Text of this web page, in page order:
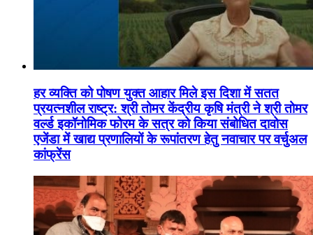
हर व्यक्ति को पोषण युक्त आहार मिले इस दिशा में सतत
प्रयत्नशील राष्ट्र: श्री तोमर केंद्रीय कृषि मंत्री ने श्री तोमर
वर्ल्ड इकॉनोमिक फोरम के सत्र को किया संबोधित दावोस
एजेंडा में खाद्य प्रणालियों के रूपांतरण हेतु नवाचार पर वर्चुअल
कांफ्रेंस